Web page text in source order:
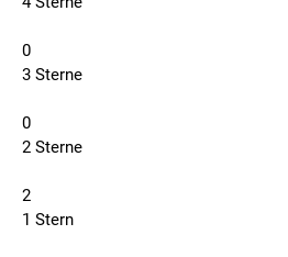
0
3 Sterne
0
2 Sterne
2
1 Stern